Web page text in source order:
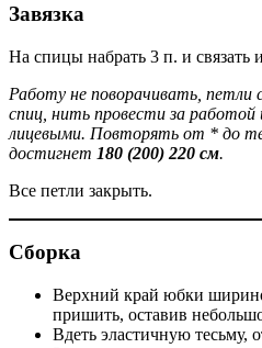
Завязка
На спицы набрать 3 п. и связать
Работу не поворачивать, петли
спиц, нить провести за
лицевыми. Повторять от * до
достигнет 180 (200) 220 см.
Все петли закрыть.
Сборка
Верхний край юбки
пришить, оставив
Вдеть эластичную тесьму,